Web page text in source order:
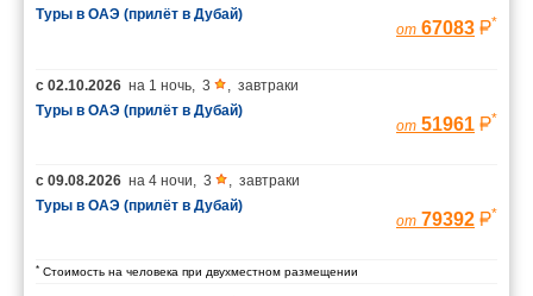
Туры в ОАЭ (прилёт в Дубай)
от 67083 *
с 02.10.2026 на 1 ночь, 3 , завтраки
Туры в ОАЭ (прилёт в Дубай)
от 51961 *
с 09.08.2026 на 4 ночи, 3 , завтраки
Туры в ОАЭ (прилёт в Дубай)
от 79392 *
* Стоимость на человека при двухместном размещении